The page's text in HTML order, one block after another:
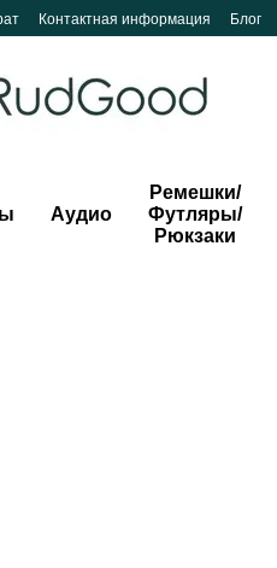
Контактная информация Блог
Аудио
Ремешки/
Футляры/
Рюкзаки